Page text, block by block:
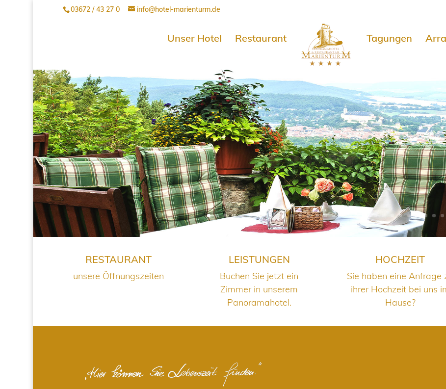
03672 / 43 27 0 info@hotel-marienturm.de
Unser Hotel Restaurant Tagungen
RESTAURANT
unsere Öffnungszeiten
LEISTUNGEN
Buchen Sie jetzt ein
Zimmer in unserem
Panoramahotel.
HOCHZEIT
Sie haben eine Anfrage
ihrer Hochzeit bei uns
Hause?